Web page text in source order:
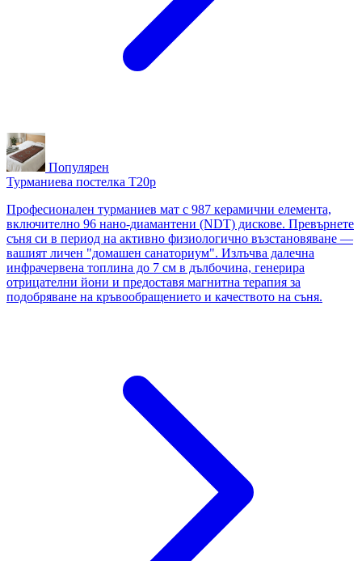
Популярен
Турманиева постелка T20p
Професионален турманиев мат с 987 керамични елемента,
включително 96 нано-диамантени (NDT) дискове. Превърнете
съня си в период на активно физиологично възстановяване —
вашият личен "домашен санаториум". Излъчва далечна
инфрачервена топлина до 7 см в дълбочина, генерира
отрицателни йони и предоставя магнитна терапия за
подобряване на кръвообращението и качеството на съня.